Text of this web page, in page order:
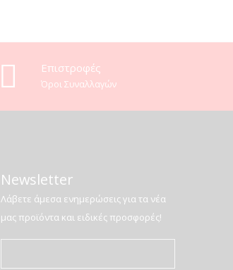
Επιστροφές
Όροι Συναλλαγών
Newsletter
Λάβετε άμεσα ενημερώσεις για τα νέα
μας προϊόντα και ειδικές προσφορές!